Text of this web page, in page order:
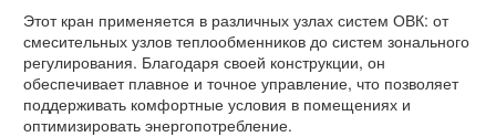
Этот кран применяется в различных узлах систем ОВК: от
смесительных узлов теплообменников до систем зонального
регулирования. Благодаря своей конструкции, он
обеспечивает плавное и точное управление, что позволяет
поддерживать комфортные условия в помещениях и
оптимизировать энергопотребление.